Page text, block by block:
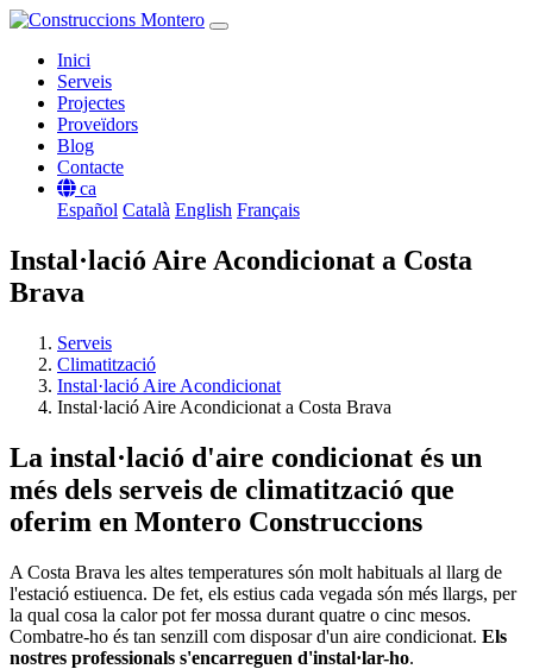
Inici
Serveis
Projectes
Proveïdors
Blog
Contacte
ca
Español Català English Français
Instal·lació Aire Acondicionat a Costa
Brava
Serveis
Climatització
Instal·lació Aire Acondicionat
Instal·lació Aire Acondicionat a Costa Brava
La instal·lació d'aire condicionat és un
més dels serveis de climatització que
oferim en Montero Construccions
A Costa Brava les altes temperatures són molt habituals al llarg de
l'estació estiuenca. De fet, els estius cada vegada són més llargs, per
la qual cosa la calor pot fer mossa durant quatre o cinc mesos.
Combatre-ho és tan senzill com disposar d'un aire condicionat. Els
nostres professionals s'encarreguen d'instal·lar-ho.